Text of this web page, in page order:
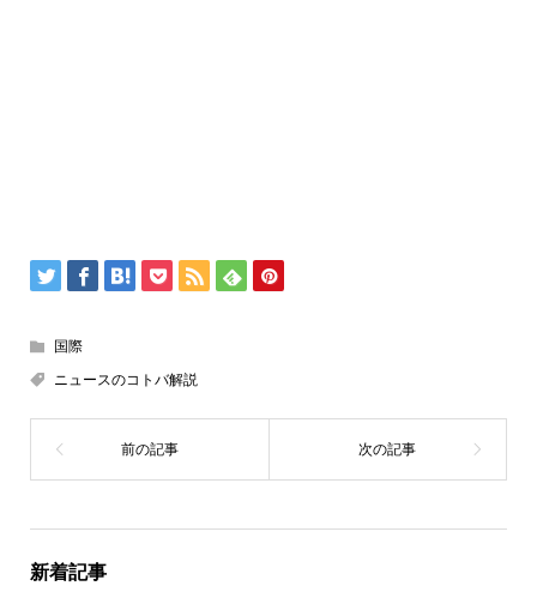
国際
ニュースのコトバ解説
新着記事